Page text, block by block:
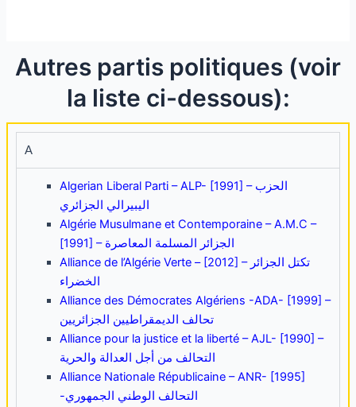
Autres partis politiques (voir
la liste ci-dessous):
A
Algerian Liberal Parti – ALP- [1991] – الحزب
اليبيرالي الجزائري
Algérie Musulmane et Contemporaine – A.M.C –
[1991] – الجزائر المسلمة المعاصرة
Alliance de l’Algérie Verte – [2012] – تكتل الجزائر
الخضراء
Alliance des Démocrates Algériens -ADA- [1999] –
تحالف الديمقراطيين الجزائريين
Alliance pour la justice et la liberté – AJL- [1990] –
التحالف من أجل العدالة والحرية
Alliance Nationale Républicaine – ANR- [1995]
-التحالف الوطني الجمهوري